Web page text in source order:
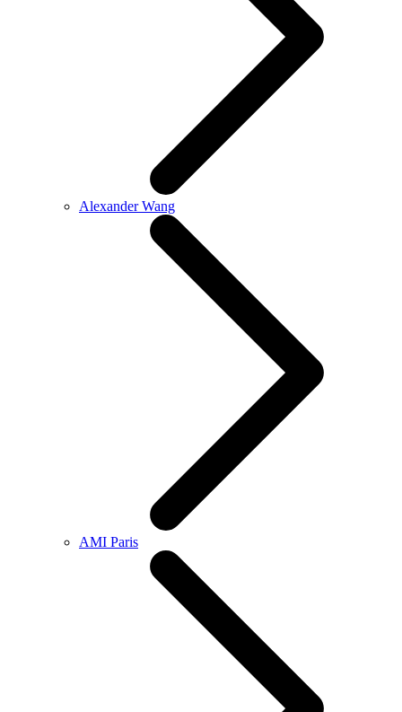
Alexander Wang
AMI Paris